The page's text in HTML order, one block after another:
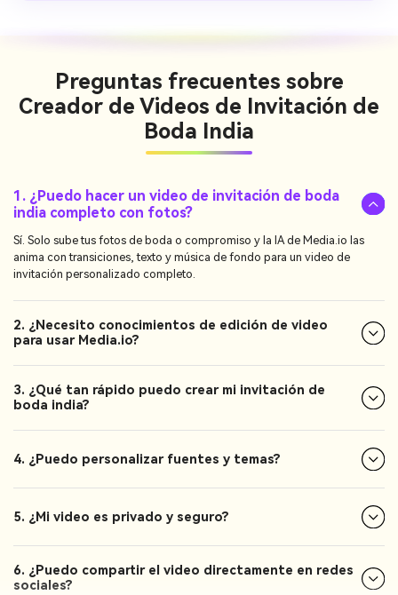
Preguntas frecuentes sobre
Creador de Videos de Invitación de
Boda India
1. ¿Puedo hacer un video de invitación de boda
india completo con fotos?
Sí. Solo sube tus fotos de boda o compromiso y la IA de Media.io las
anima con transiciones, texto y música de fondo para un video de
invitación personalizado completo.
2. ¿Necesito conocimientos de edición de video
para usar Media.io?
3. ¿Qué tan rápido puedo crear mi invitación de
boda india?
4. ¿Puedo personalizar fuentes y temas?
5. ¿Mi video es privado y seguro?
6. ¿Puedo compartir el video directamente en redes
sociales?